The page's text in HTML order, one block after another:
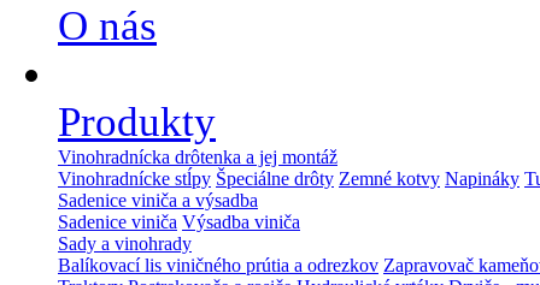
O nás
Produkty
Vinohradnícka drôtenka a jej montáž
Vinohradnícke stĺpy Špeciálne drôty Zemné kotvy Napináky
Sadenice viniča a výsadba
Sadenice viniča Výsadba viniča
Sady a vinohrady
Balíkovací lis viničného prútia a odrezkov Zapravovač